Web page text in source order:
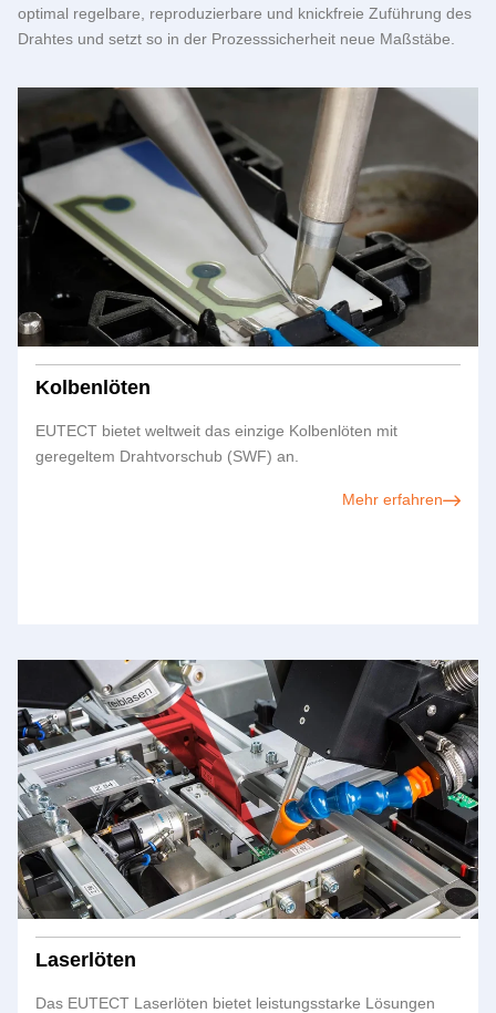
optimal regelbare, reproduzierbare und knickfreie Zuführung des
Drahtes und setzt so in der Prozesssicherheit neue Maßstäbe.
Kolbenlöten
EUTECT bietet weltweit das einzige Kolbenlöten mit
geregeltem Drahtvorschub (SWF) an.
Mehr erfahren
Laserlöten
Das EUTECT Laserlöten bietet leistungsstarke Lösungen